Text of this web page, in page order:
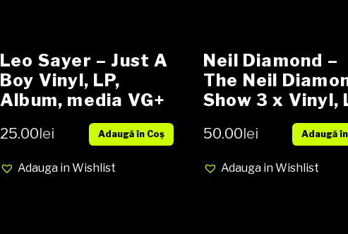
Leo Sayer – Just A
Boy Vinyl, LP,
Album, media VG+
cover Vg+
25.00lei Adaugă în Coș
Adauga in Wishlist
Neil Diamond –
The Neil
Show 3 x Vinyl,
Compilation,
Gatefold Sleeve
media VG+ cover
VG
50.00lei Adaugă
Adauga in Wishlist